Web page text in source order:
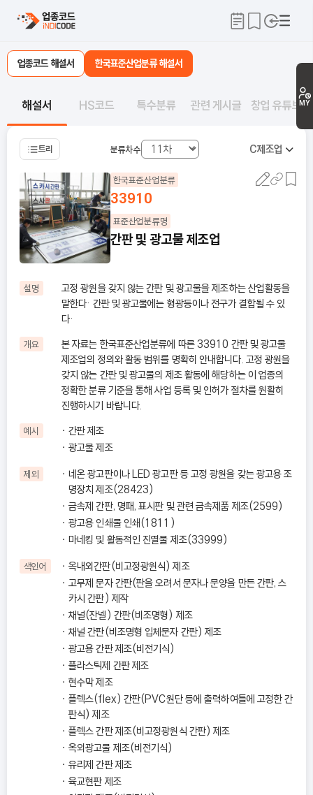
MY
업종코드 해설서 한국표준산업분류 해설서
해설서 HS코드 특수분류 관련 게시글 창업 유튜브
트리 분류차수 C제조업
한국표준산업분류
33910
표준산업분류명
간판 및 광고물 제조업
설명
고정 광원을 갖지 않는 간판 및 광고물을 제조하는 산업활동을
말한다· 간판 및 광고물에는 형광등이나 전구가 결합될 수 있
다·
개요
본 자료는 한국표준산업분류에 따른 33910 간판 및 광고물
제조업의 정의와 활동 범위를 명확히 안내합니다. 고정 광원을
갖지 않는 간판 및 광고물의 제조 활동에 해당하는 이 업종의
정확한 분류 기준을 통해 사업 등록 및 인허가 절차를 원활히
진행하시기 바랍니다.
예시
간판 제조
광고물 제조
제외
네온 광고판이나 LED 광고판 등 고정 광원을 갖는 광고용 조
명장치 제조(28423)
금속제 간판, 명패, 표시판 및 관련 금속제품 제조(2599)
광고용 인쇄물 인쇄(1811)
마네킹 및 활동적인 진열물 제조(33999)
색인어
옥내외간판(비고정광원식) 제조
고무제 문자 간판(판을 오려서 문자나 문양을 만든 간판, 스
카시 간판) 제작
채널(잔넬) 간판(비조명형) 제조
채널 간판(비조명형 입체문자 간판) 제조
광고용 간판 제조(비전기식)
플라스틱제 간판 제조
현수막 제조
플렉스(flex) 간판(PVC원단 등에 출력하여틀에 고정한 간
판식) 제조
플렉스 간판 제조(비고정광원식 간판) 제조
옥외광고물 제조(비전기식)
유리제 간판 제조
육교현판 제조